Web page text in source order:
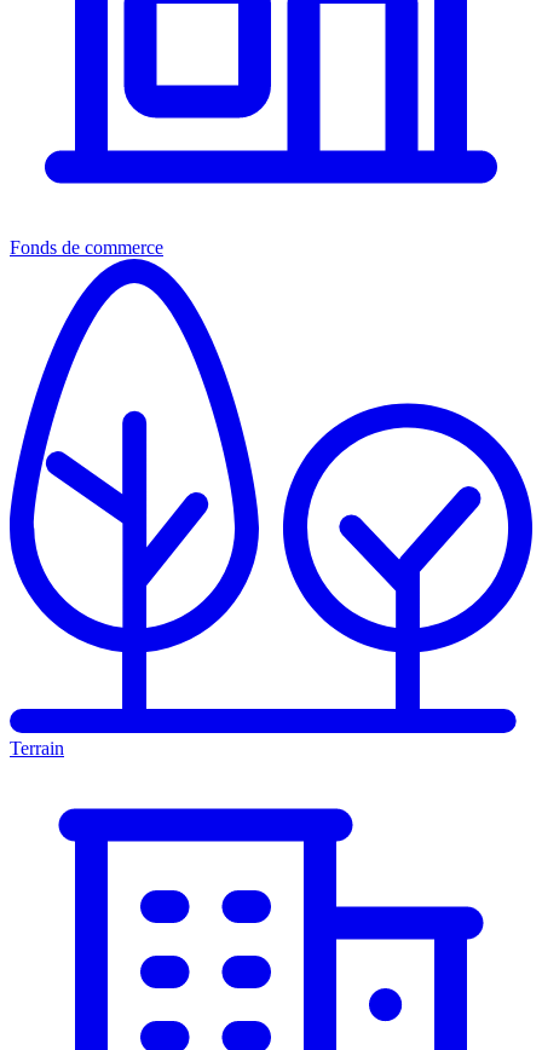
Fonds de commerce
Terrain